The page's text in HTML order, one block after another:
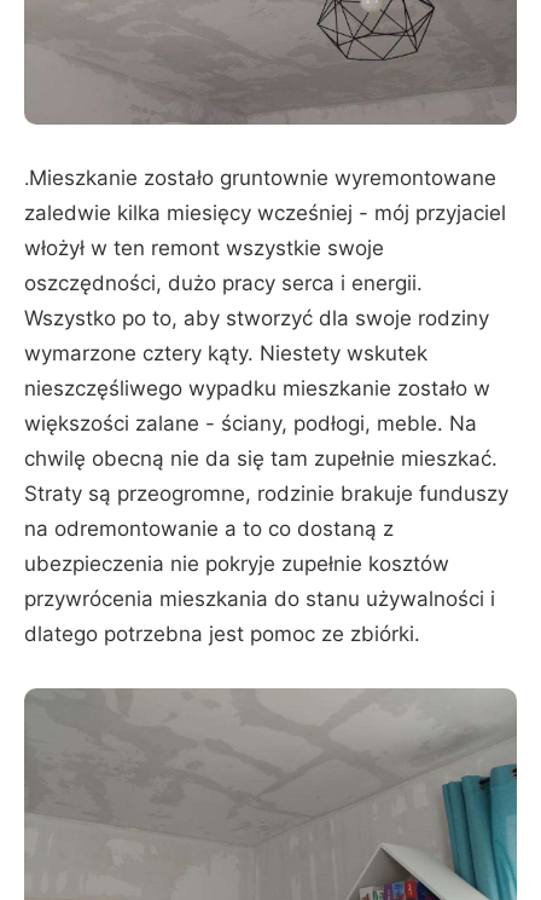
.Mieszkanie zostało gruntownie wyremontowane
zaledwie kilka miesięcy wcześniej - mój przyjaciel
włożył w ten remont wszystkie swoje
oszczędności, dużo pracy serca i energii.
Wszystko po to, aby stworzyć dla swoje rodziny
wymarzone cztery kąty. Niestety wskutek
nieszczęśliwego wypadku mieszkanie zostało w
większości zalane - ściany, podłogi, meble. Na
chwilę obecną nie da się tam zupełnie mieszkać.
Straty są przeogromne, rodzinie brakuje funduszy
na odremontowanie a to co dostaną z
ubezpieczenia nie pokryje zupełnie kosztów
przywrócenia mieszkania do stanu używalności i
dlatego potrzebna jest pomoc ze zbiórki.